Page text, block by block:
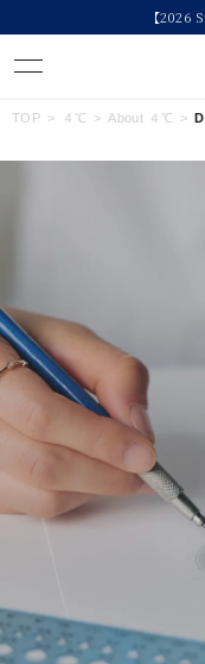
今すぐ
#eギフト
ブランド
カラー
TOP ４℃ About ４℃